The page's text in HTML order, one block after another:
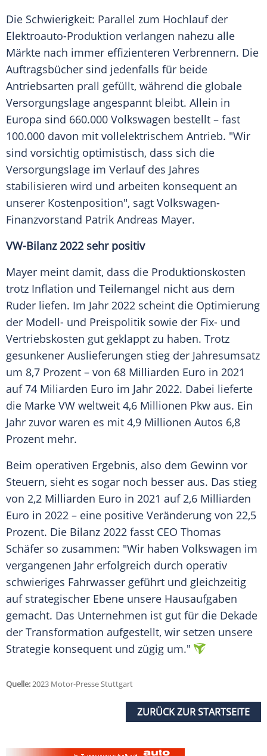
Die Schwierigkeit: Parallel zum Hochlauf der
Elektroauto-Produktion verlangen nahezu alle
Märkte nach immer effizienteren Verbrennern. Die
Auftragsbücher sind jedenfalls für beide
Antriebsarten prall gefüllt, während die globale
Versorgungslage angespannt bleibt. Allein in
Europa sind 660.000 Volkswagen bestellt – fast
100.000 davon mit vollelektrischem Antrieb. "Wir
sind vorsichtig optimistisch, dass sich die
Versorgungslage im Verlauf des Jahres
stabilisieren wird und arbeiten konsequent an
unserer Kostenposition", sagt Volkswagen-
Finanzvorstand Patrik Andreas Mayer.
VW-Bilanz 2022 sehr positiv
Mayer meint damit, dass die Produktionskosten
trotz Inflation und Teilemangel nicht aus dem
Ruder liefen. Im Jahr 2022 scheint die Optimierung
der Modell- und Preispolitik sowie der Fix- und
Vertriebskosten gut geklappt zu haben. Trotz
gesunkener Auslieferungen stieg der Jahresumsatz
um 8,7 Prozent – von 68 Milliarden Euro in 2021
auf 74 Miliarden Euro im Jahr 2022. Dabei lieferte
die Marke VW weltweit 4,6 Millionen Pkw aus. Ein
Jahr zuvor waren es mit 4,9 Millionen Autos 6,8
Prozent mehr.
Beim operativen Ergebnis, also dem Gewinn vor
Steuern, sieht es sogar noch besser aus. Das stieg
von 2,2 Milliarden Euro in 2021 auf 2,6 Milliarden
Euro in 2022 – eine positive Veränderung von 22,5
Prozent. Die Bilanz 2022 fasst CEO Thomas
Schäfer so zusammen: "Wir haben Volkswagen im
vergangenen Jahr erfolgreich durch operativ
schwieriges Fahrwasser geführt und gleichzeitig
auf strategischer Ebene unsere Hausaufgaben
gemacht. Das Unternehmen ist gut für die Dekade
der Transformation aufgestellt, wir setzen unsere
Strategie konsequent und zügig um."
Quelle:2023 Motor-Presse Stuttgart
ZURÜCK ZUR STARTSEITE